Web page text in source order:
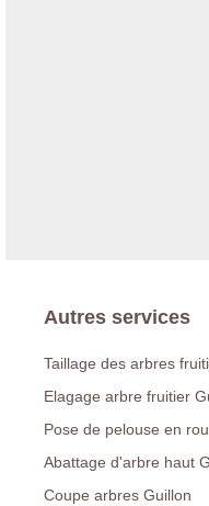
Autres services
Taillage des arbres
Elagage arbre fruitier
Pose de pelouse en
Abattage d'arbre haut
Coupe arbres Guillon